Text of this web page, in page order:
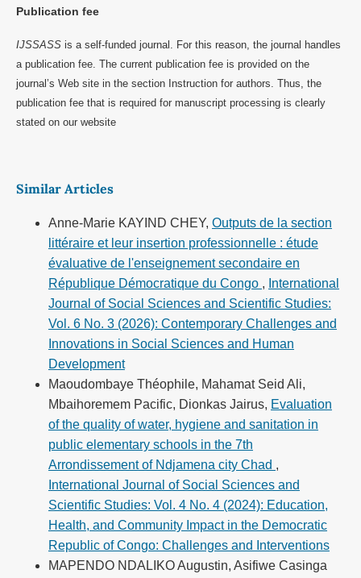
Publication fee
IJSSASSis a self-funded journal. For this reason, the journal handles
a publication fee. The current publication fee is provided on the
journal’s Web site in the section Instruction for authors. Thus, the
publication fee that is required for manuscript processing is clearly
stated on our website
Similar Articles
Anne-Marie KAYIND CHEY, Outputs de la section
littéraire et leur insertion professionnelle : étude
évaluative de l'enseignement secondaire en
République Démocratique du Congo , International
Journal of Social Sciences and Scientific Studies:
Vol. 6 No. 3 (2026): Contemporary Challenges and
Innovations in Social Sciences and Human
Development
Maoudombaye Théophile, Mahamat Seid Ali,
Mbaihoremem Pacific, Dionkas Jairus, Evaluation
of the quality of water, hygiene and sanitation in
public elementary schools in the 7th
Arrondissement of Ndjamena city Chad ,
International Journal of Social Sciences and
Scientific Studies: Vol. 4 No. 4 (2024): Education,
Health, and Community Impact in the Democratic
Republic of Congo: Challenges and Interventions
MAPENDO NDALIKO Augustin, Asifiwe Casinga